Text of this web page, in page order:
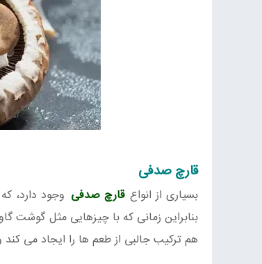
قارچ صدفی
بسیاری از انواع قارچ صدفی وجود دارد،
بنابراین زمانی که با چیزهایی مثل
هم ترکیب جالبی از طعم ها را ایجاد می